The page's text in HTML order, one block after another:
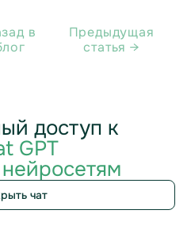
в
Предыдущая
статья →
доступ к
GPT
чат